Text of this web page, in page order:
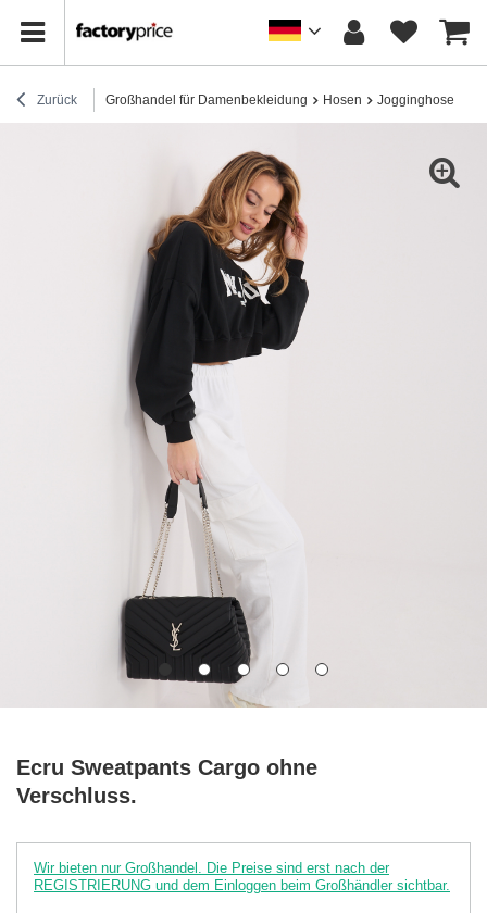
Zurück Großhandel für Damenbekleidung Hosen Jogginghose
Ecru Sweatpants Cargo ohne
Verschluss.
Wir bieten nur Großhandel. Die Preise sind erst nach der
REGISTRIERUNG und dem Einloggen beim Großhändler sichtbar.